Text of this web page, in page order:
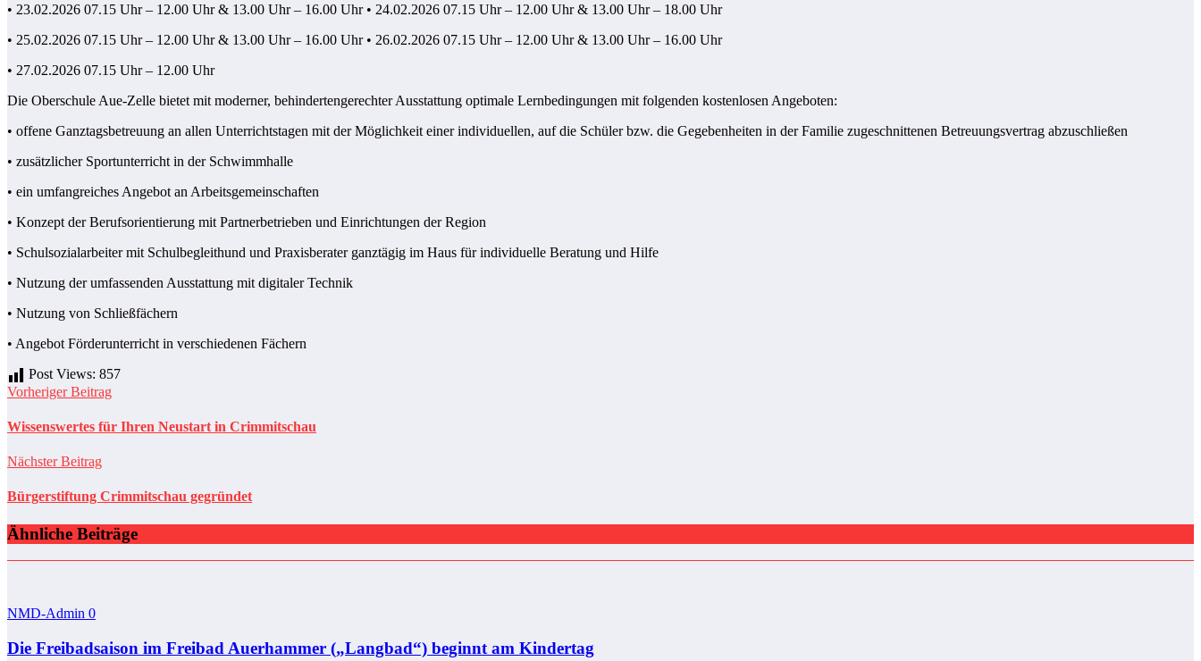
• 23.02.2026 07.15 Uhr – 12.00 Uhr & 13.00 Uhr – 16.00 Uhr • 24.02.2026 07.15 Uhr – 12.00 Uhr & 13.00 Uhr – 18.00 Uhr
• 25.02.2026 07.15 Uhr – 12.00 Uhr & 13.00 Uhr – 16.00 Uhr • 26.02.2026 07.15 Uhr – 12.00 Uhr & 13.00 Uhr – 16.00 Uhr
• 27.02.2026 07.15 Uhr – 12.00 Uhr
Die Oberschule Aue-Zelle bietet mit moderner, behindertengerechter Ausstattung optimale Lernbedingungen mit folgenden kostenlosen Angeboten:
• offene Ganztagsbetreuung an allen Unterrichtstagen mit der Möglichkeit einer individuellen, auf die Schüler bzw. die Gegebenheiten in der Familie zugeschnittenen Betreuungsvertrag abzuschließen
• zusätzlicher Sportunterricht in der Schwimmhalle
• ein umfangreiches Angebot an Arbeitsgemeinschaften
• Konzept der Berufsorientierung mit Partnerbetrieben und Einrichtungen der Region
• Schulsozialarbeiter mit Schulbegleithund und Praxisberater ganztägig im Haus für individuelle Beratung und Hilfe
• Nutzung der umfassenden Ausstattung mit digitaler Technik
• Nutzung von Schließfächern
• Angebot Förderunterricht in verschiedenen Fächern
Post Views: 857
Vorheriger Beitrag
Wissenswertes für Ihren Neustart in Crimmitschau
Nächster Beitrag
Bürgerstiftung Crimmitschau gegründet
Ähnliche Beiträge
NMD-Admin 0
Die Freibadsaison im Freibad Auerhammer („Langbad“) beginnt am Kindertag